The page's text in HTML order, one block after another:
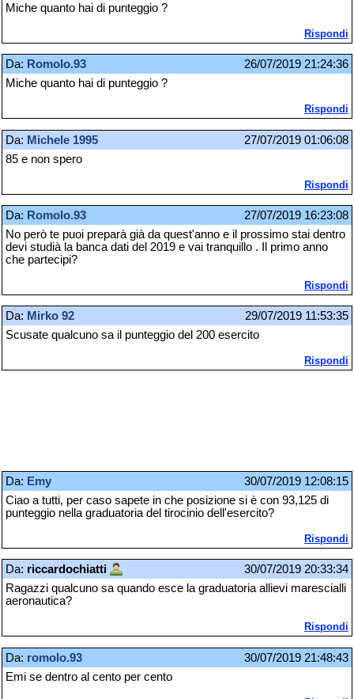
Miche quanto hai di punteggio ?
Rispondi
Da: Romolo.93
26/07/2019 21:24:36
Miche quanto hai di punteggio ?
Rispondi
Da: Michele 1995
27/07/2019 01:06:08
85 e non spero
Rispondi
Da: Romolo.93
27/07/2019 16:23:08
No però te puoi preparà già da quest'anno e il prossimo stai dentro
devi studià la banca dati del 2019 e vai tranquillo . Il primo anno
che partecipi?
Rispondi
Da: Mirko 92
29/07/2019 11:53:35
Scusate qualcuno sa il punteggio del 200 esercito
Rispondi
Da: Emy
30/07/2019 12:08:15
Ciao a tutti, per caso sapete in che posizione si è con 93,125 di
punteggio nella graduatoria del tirocinio dell'esercito?
Rispondi
Da: riccardochiatti
30/07/2019 20:33:34
Ragazzi qualcuno sa quando esce la graduatoria allievi marescialli
aeronautica?
Rispondi
Da: romolo.93
30/07/2019 21:48:43
Emi se dentro al cento per cento